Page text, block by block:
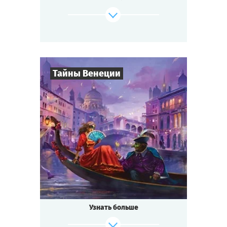
Будь готов к приключениям, если ты...
где-то на Диком Западе!
Cыграть Смотреть сценарий
Тайны Венеции
Игроков 8-
Время игры 2-3 ч.
Тематика Интриги
Тип квеста Квестория
Кто не слышал о знаменитом
Венецианском бале?
Ночь расцвечена фейерверками, играют
Узнать больше